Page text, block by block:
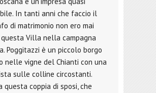
In tanti anni che faccio il
di matrimonio non ero mai
Villa nella campagna
Poggitazzi è un piccolo borgo
nelle vigne del Chianti con una
sulle colline circostanti.
questa coppia di sposi, che